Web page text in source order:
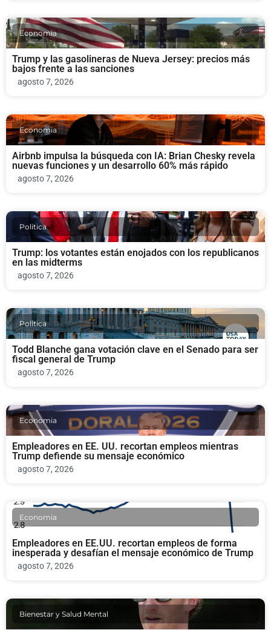
Economia
Trump y las gasolineras de Nueva Jersey: precios más
bajos frente a las sanciones
agosto 7, 2026
Economia
Airbnb impulsa la búsqueda con IA: Brian Chesky revela
nuevas funciones y un desarrollo 60% más rápido
agosto 7, 2026
Politica
Trump: los votantes están enojados con los republicanos
en las midterms
agosto 7, 2026
Politica
Todd Blanche gana votación clave en el Senado para ser
fiscal general de Trump
agosto 7, 2026
Economia
Empleadores en EE. UU. recortan empleos mientras
Trump defiende su mensaje económico
agosto 7, 2026
Economia
Empleadores en EE.UU. recortan empleos de forma
inesperada y desafían el mensaje económico de Trump
agosto 7, 2026
Bienestar y Salud Mental